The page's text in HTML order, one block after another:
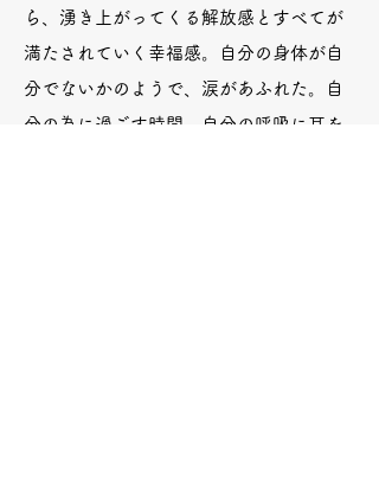
ら、湧き上がってくる解放感とすべてが
満たされていく幸福感。自分の身体が自
分でないかのようで、涙があふれた。自
分の為に過ごす時間。自分の呼吸に耳を